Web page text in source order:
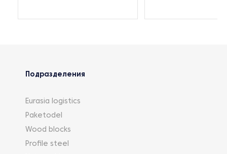
Подразделения
Eurasia logistics
Paketodel
Wood blocks
Profile steel